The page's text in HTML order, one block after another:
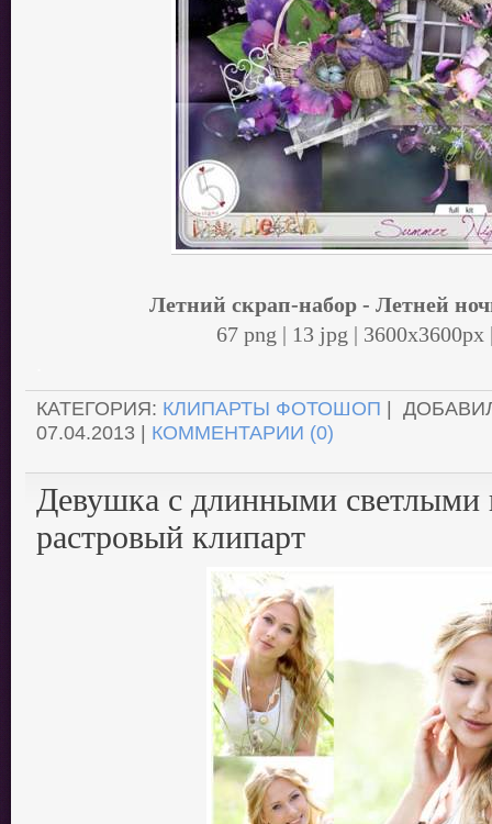
Летний скрап-набор - Летней
67 png | 13 jpg | 3600x3600px
КАТЕГОРИЯ: КЛИПАРТЫ ФОТОШОП |
07.04.2013 | КОММЕНТАРИИ (0)
Девушка с длинными светлыми
растровый клипарт